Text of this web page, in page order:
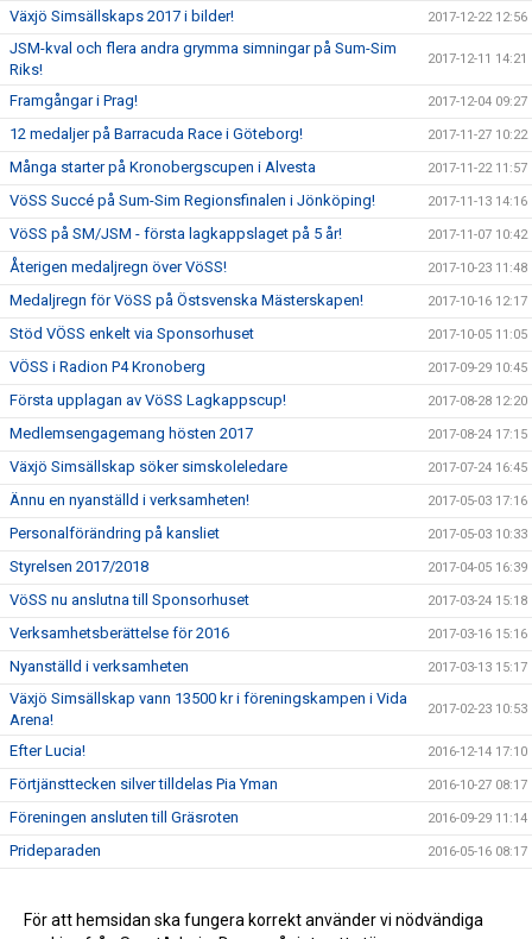
Växjö Simsällskaps 2017 i bilder! 2017-12-22 12:56
JSM-kval och flera andra grymma simningar på Sum-Sim
Riks!
2017-12-11 14:21
Framgångar i Prag! 2017-12-04 09:27
12 medaljer på Barracuda Race i Göteborg! 2017-11-27 10:22
Många starter på Kronobergscupen i Alvesta 2017-11-22 11:57
VöSS Succé på Sum-Sim Regionsfinalen i Jönköping! 2017-11-13 14:16
VöSS på SM/JSM - första lagkappslaget på 5 år! 2017-11-07 10:42
Återigen medaljregn över VöSS! 2017-10-23 11:48
Medaljregn för VöSS på Östsvenska Mästerskapen! 2017-10-16 12:17
Stöd VÖSS enkelt via Sponsorhuset 2017-10-05 11:05
VÖSS i Radion P4 Kronoberg 2017-09-29 10:45
Första upplagan av VöSS Lagkappscup! 2017-08-28 12:20
Medlemsengagemang hösten 2017 2017-08-24 17:15
Växjö Simsällskap söker simskoleledare 2017-07-24 16:45
Ännu en nyanställd i verksamheten! 2017-05-03 17:16
Personalförändring på kansliet 2017-05-03 10:33
Styrelsen 2017/2018 2017-04-05 16:39
VöSS nu anslutna till Sponsorhuset 2017-03-24 15:18
Verksamhetsberättelse för 2016 2017-03-16 15:16
Nyanställd i verksamheten 2017-03-13 15:17
Växjö Simsällskap vann 13500 kr i föreningskampen i Vida
Arena!
2017-02-23 10:53
Efter Lucia! 2016-12-14 17:10
Förtjänsttecken silver tilldelas Pia Yman 2016-10-27 08:17
Föreningen ansluten till Gräsroten 2016-09-29 11:14
Prideparaden 2016-05-16 08:17
2016-03-08 13:39
För att hemsidan ska fungera korrekt använder vi nödvändiga